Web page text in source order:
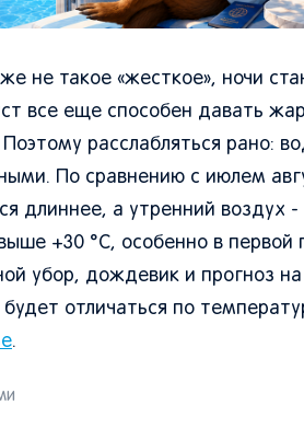
не такое «жесткое», ночи
все еще способен давать
расслабляться рано:
По сравнению с июлем
длиннее, а утренний воздух
+30 °C, особенно в первой
убор, дождевик и прогноз
отличаться по
.